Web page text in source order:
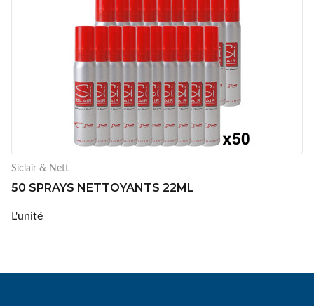
Siclair & Nett
50 SPRAYS NETTOYANTS 22ML
L'unité